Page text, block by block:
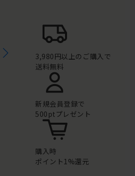
3,980円以上のご購入で
送料無料
新規会員登録で
500ptプレゼント
購入時
ポイント1%還元